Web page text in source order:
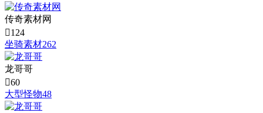
传奇素材网
124
坐骑素材262
龙哥哥
60
大型怪物48